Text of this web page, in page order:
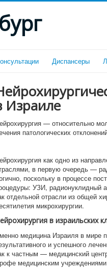
Диспансеры
Израиле
— относительно
патологических
как одно из
в первую очередь —
поскольку в процессе
УЗИ, радионуклидный
отдельной отрасли из общей
микрохирургии.
в израильских
медицина Израиля в мире
и успешного
к частным — медицинский
медицинским